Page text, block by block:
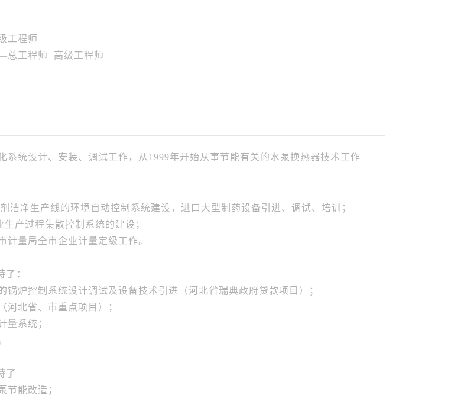
工程师
总工程师 高级工程师
系统设计、安装、调试工作，从1999年开始从事节能有关的水泵换热器技术工作
洁净生产线的环境自动控制系统建设，进口大型制药设备引进、调试、培训；
生产过程集散控制系统的建设；
计量局全市企业计量定级工作。
：
锅炉控制系统设计调试及设备技术引进（河北省瑞典政府贷款项目）；
河北省、市重点项目）；
量系统；
了
节能改造；